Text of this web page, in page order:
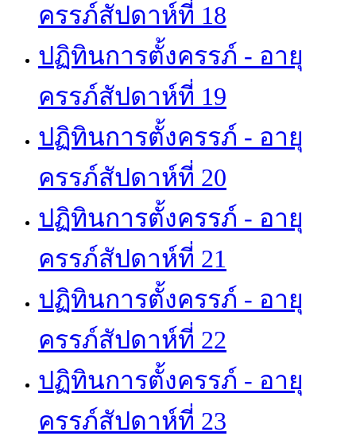
ครรภ์สัปดาห์ที่ 18
ปฏิทินการตั้งครรภ์ - อายุ
ครรภ์สัปดาห์ที่ 19
ปฏิทินการตั้งครรภ์ - อายุ
ครรภ์สัปดาห์ที่ 20
ปฏิทินการตั้งครรภ์ - อายุ
ครรภ์สัปดาห์ที่ 21
ปฏิทินการตั้งครรภ์ - อายุ
ครรภ์สัปดาห์ที่ 22
ปฏิทินการตั้งครรภ์ - อายุ
ครรภ์สัปดาห์ที่ 23